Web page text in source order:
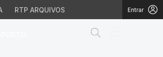
RTP ARQUIVOS Entrar